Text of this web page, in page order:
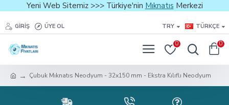
Yeni Web Sitemiz >>> Türkiye'nin Mıknatıs Merkezi
GIRIŞ ÜYE OL TRY TÜRKÇE
0 0
Çubuk Mıknatıs Neodyum - 32x150 mm - Ekstra Kılıflı Neodyum